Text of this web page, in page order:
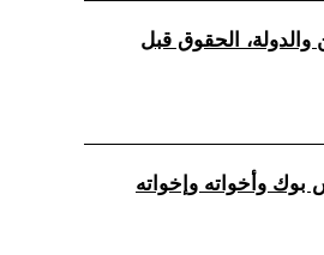
والدولة، الحقوق قبل